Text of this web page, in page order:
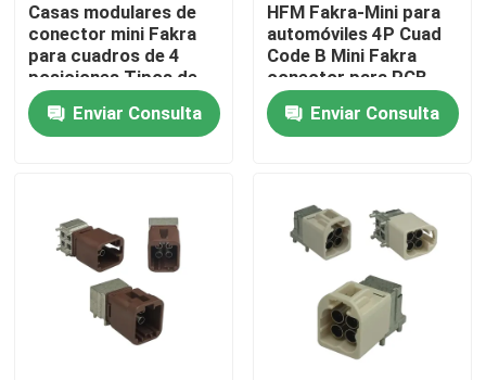
Productos
Vídeos
Casas modulares de
conector mini Fakra
para cuadros de 4
posiciones Tipos de
ángulo recto
Enviar Consulta
HFM Fakra-Mini para
automóviles 4P Cuad
Code B Mini Fakra
conector para PCB
Enviar Consulta